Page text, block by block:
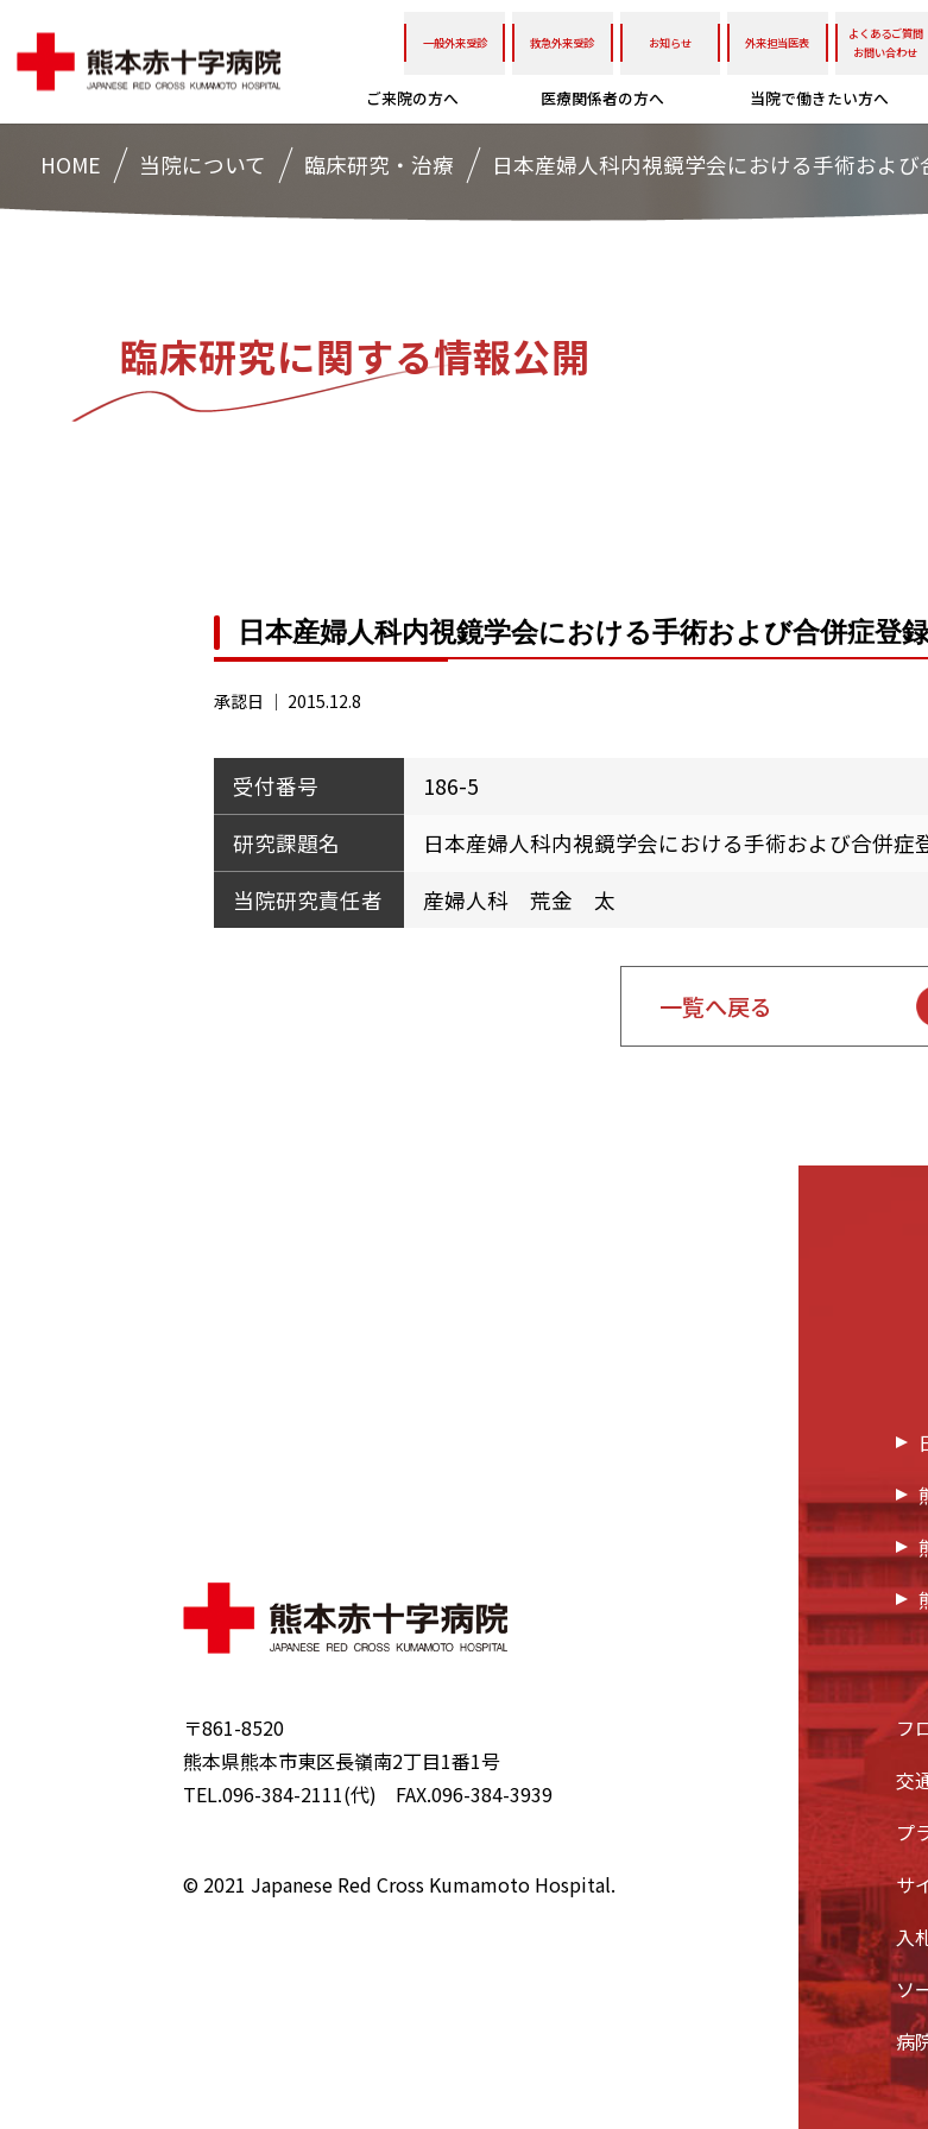
一般外来受診 救急外来受診 お知らせ 外来担当医表
よくあるご質問
お問い合わせ
ご来院の方へ 医療関係者の方へ 当院で働きたい方へ
HOME 当院について 臨床研究・治療 日本産婦人科内視鏡学会における手術および
臨床研究に関する情報公開
日本産婦人科内視鏡学会における手術および合併症登
承認日 ｜ 2015.12.8
受付番号
186-5
研究課題名
日本産婦人科内視鏡学会における手術および合併症
当院研究責任者
産婦人科 荒金 太
一覧へ戻る
〒861-8520
熊本県熊本市東区長嶺南2丁目1番1号
TEL.096-384-2111(代) FAX.096-384-3939
© 2021 Japanese Red Cross Kumamoto Hospital.
フ
交
プ
サ
入
ソ
病